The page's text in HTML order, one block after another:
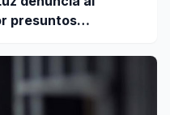
presuntos